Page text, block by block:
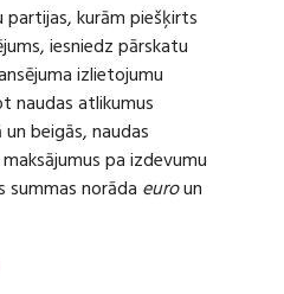
kurām piešķirts
iesniedz pārskatu
izlietojumu
naudas atlikumus
beigās, naudas
pa izdevumu
summas norāda euroun